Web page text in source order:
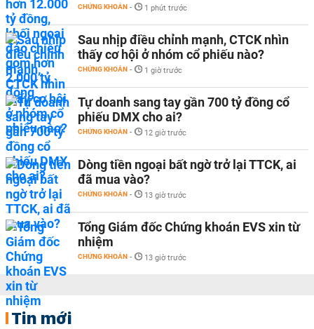
CHỨNG KHOÁN - 1 phút trước
Sau nhịp điều chỉnh mạnh, CTCK nhìn
thấy cơ hội ở nhóm cổ phiếu nào?
CHỨNG KHOÁN - 1 giờ trước
Tự doanh sang tay gần 700 tỷ đồng cổ
phiếu DMX cho ai?
CHỨNG KHOÁN - 12 giờ trước
Dòng tiền ngoại bất ngờ trở lại TTCK, ai
đã mua vào?
CHỨNG KHOÁN - 13 giờ trước
Tổng Giám đốc Chứng khoán EVS xin từ
nhiệm
CHỨNG KHOÁN - 13 giờ trước
Tin mới